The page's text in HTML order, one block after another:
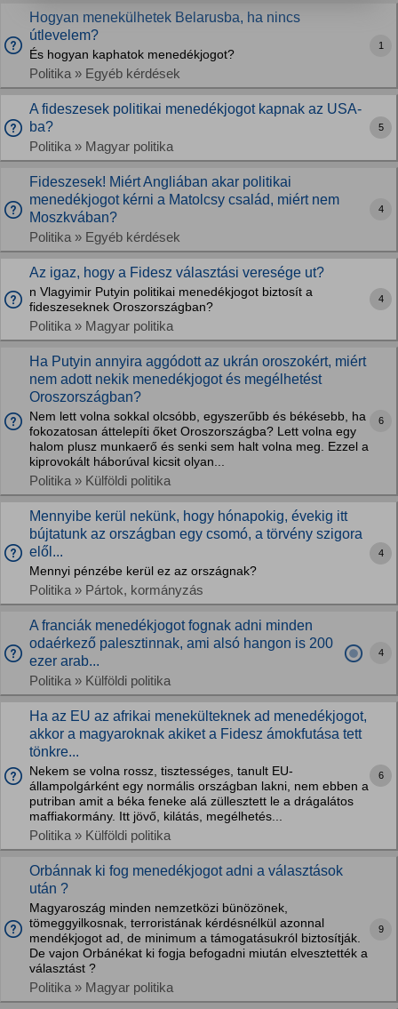
Hogyan menekülhetek Belarusba, ha nincs
útlevelem?
És hogyan kaphatok menedékjogot?
Politika » Egyéb kérdések
1
A fideszesek politikai menedékjogot kapnak az USA-
ba?
Politika » Magyar politika
5
Fideszesek! Miért Angliában akar politikai
menedékjogot kérni a Matolcsy család, miért nem
Moszkvában?
Politika » Egyéb kérdések
4
Az igaz, hogy a Fidesz választási veresége ut?
n Vlagyimir Putyin politikai menedékjogot biztosít a
fideszeseknek Oroszországban?
Politika » Magyar politika
4
Ha Putyin annyira aggódott az ukrán oroszokért, miért
nem adott nekik menedékjogot és megélhetést
Oroszországban?
Nem lett volna sokkal olcsóbb, egyszerűbb és békésebb, ha
fokozatosan áttelepíti őket Oroszországba? Lett volna egy
halom plusz munkaerő és senki sem halt volna meg. Ezzel a
kiprovokált háborúval kicsit olyan...
Politika » Külföldi politika
6
Mennyibe kerül nekünk, hogy hónapokig, évekig itt
bújtatunk az országban egy csomó, a törvény szigora
elől...
Mennyi pénzébe kerül ez az országnak?
Politika » Pártok, kormányzás
4
A franciák menedékjogot fognak adni minden
odaérkező palesztinnak, ami alsó hangon is 200
ezer arab...
Politika » Külföldi politika
4
Ha az EU az afrikai menekülteknek ad menedékjogot,
akkor a magyaroknak akiket a Fidesz ámokfutása tett
tönkre...
Nekem se volna rossz, tisztességes, tanult EU-
állampolgárként egy normális országban lakni, nem ebben a
putriban amit a béka feneke alá züllesztett le a drágalátos
maffiakormány. Itt jövő, kilátás, megélhetés...
Politika » Külföldi politika
6
Orbánnak ki fog menedékjogot adni a választások
után ?
Magyaroszág minden nemzetközi bünözönek,
tömeggyilkosnak, terroristának kérdésnélkül azonnal
mendékjogot ad, de minimum a támogatásukról biztosítják.
De vajon Orbánékat ki fogja befogadni miután elvesztették a
választást ?
Politika » Magyar politika
9